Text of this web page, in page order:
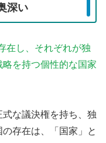
深い
在し、それぞれが独
を持つ個性的な国家
な議決権を持ち、独
存在は、「国家」と